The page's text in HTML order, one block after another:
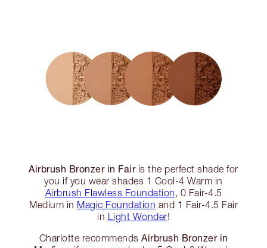
Airbrush Bronzer in Fairis the perfect shade for
you if you wear shades 1 Cool-4 Warm in
Airbrush Flawless Foundation, 0 Fair-4.5
Medium in Magic Foundation and 1 Fair-4.5 Fair
in Light Wonder!
Charlotte recommends Airbrush Bronzer in